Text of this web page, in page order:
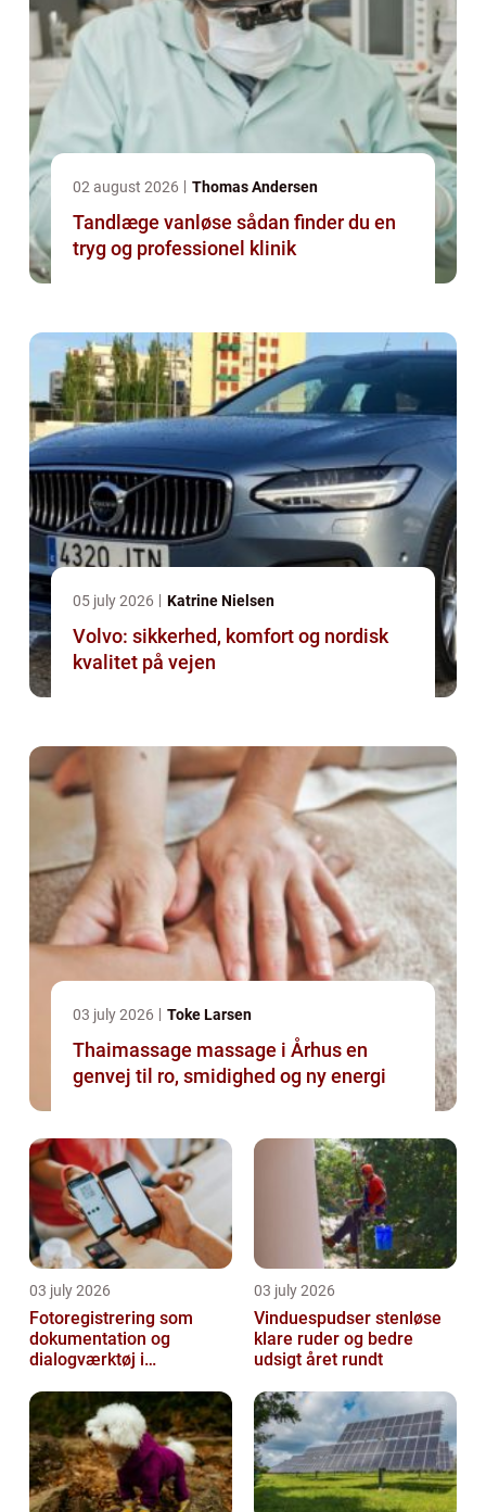
02 august 2026 Thomas Andersen
Tandlæge vanløse sådan finder du en
tryg og professionel klinik
05 july 2026 Katrine Nielsen
Volvo: sikkerhed, komfort og nordisk
kvalitet på vejen
03 july 2026 Toke Larsen
Thaimassage massage i Århus en
genvej til ro, smidighed og ny energi
03 july 2026
Fotoregistrering som
dokumentation og
dialogværktøj i
03 july 2026
Vinduespudser stenløse
klare ruder og bedre
udsigt året rundt